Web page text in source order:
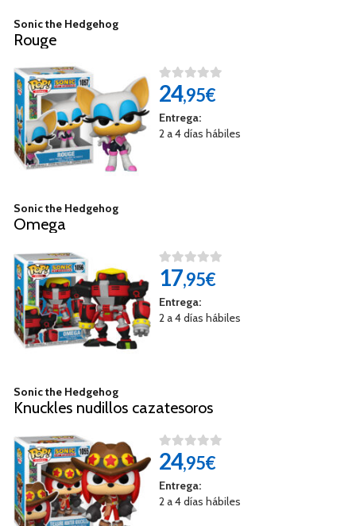
Sonic the Hedgehog
Rouge
24,95€
Entrega:
2 a 4 días hábiles
Sonic the Hedgehog
Omega
17,95€
Entrega:
2 a 4 días hábiles
Sonic the Hedgehog
Knuckles nudillos cazatesoros
24,95€
Entrega:
2 a 4 días hábiles